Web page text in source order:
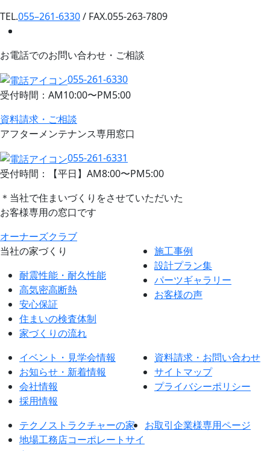
TEL.055–261-6330/ FAX.055-263-7809
お電話でのお問い合わせ・ご相談
055-261-6330
受付時間：AM10:00〜PM5:00
資料請求・ご相談
アフターメンテナンス専用窓口
055-261-6331
受付時間：【平日】AM8:00〜PM5:00
＊当社で住まいづくりをさせていただいた
お客様専用の窓口です
オーナーズクラブ
当社の家づくり
耐震性能・耐久性能
高気密高断熱
安心保証
住まいの検査体制
家づくりの流れ
施工事例
設計プラン集
パーツギャラリー
お客様の声
イベント・見学会情報
お知らせ・新着情報
会社情報
採用情報
資料請求・お問い合わせ
サイトマップ
プライバシーポリシー
テクノストラクチャーの家
お取引企業様専用ページ
地場工務店コーポレートサイ